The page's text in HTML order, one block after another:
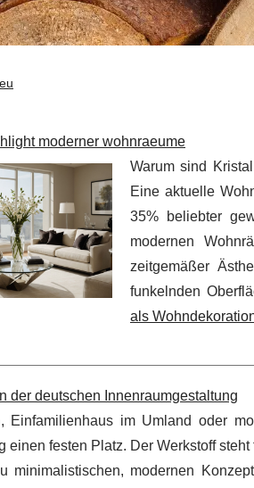
moderner wohnraeume
Warum sind
Eine aktuelle
35% beliebter
modernen
zeitgemäßer
funkelnden
als
der deutschen Innenraumgestaltung
Einfamilienhaus im Umland oder
einen festen Platz. Der Werkstoff
minimalistischen, modernen